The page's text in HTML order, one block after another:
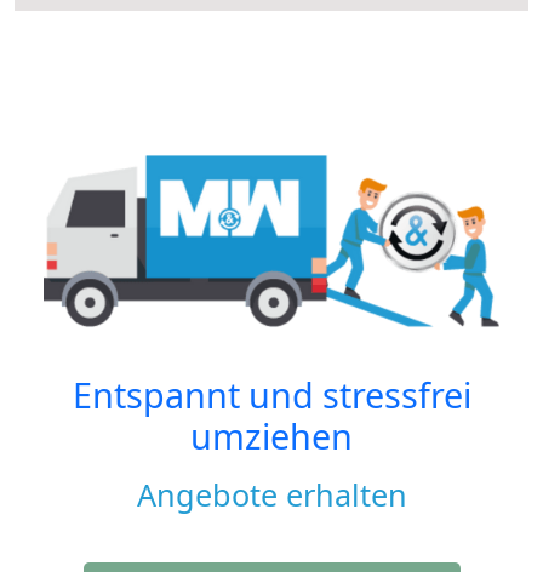
Entspannt und stressfrei
umziehen
Angebote erhalten